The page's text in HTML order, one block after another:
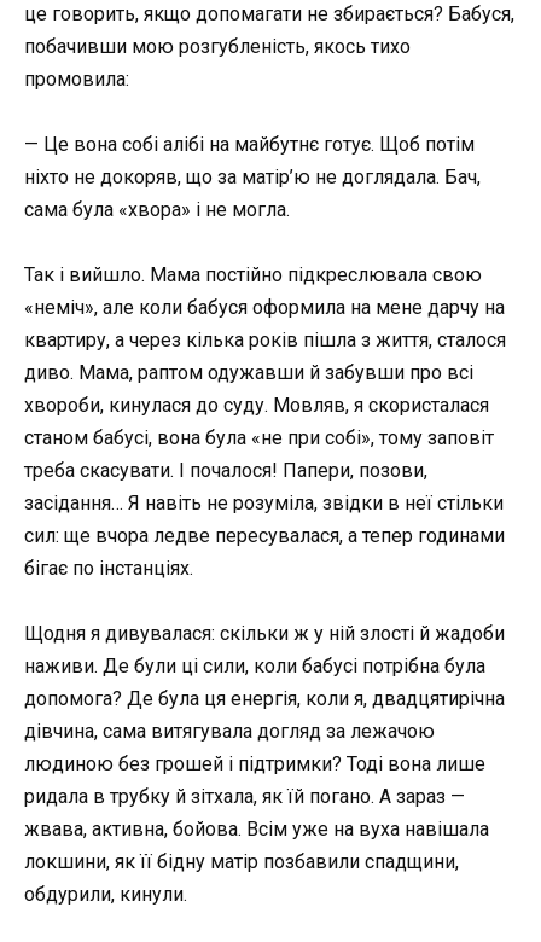
це говорить, якщо допомагати не збирається? Бабуся,
побачивши мою розгубленість, якось тихо
промовила:
— Це вона собі алібі на майбутнє готує. Щоб потім
ніхто не докоряв, що за матір’ю не доглядала. Бач,
сама була «хвора» і не могла.
Так і вийшло. Мама постійно підкреслювала свою
«неміч», але коли бабуся оформила на мене дарчу на
квартиру, а через кілька років пішла з життя, сталося
диво. Мама, раптом одужавши й забувши про всі
хвороби, кинулася до суду. Мовляв, я скористалася
станом бабусі, вона була «не при собі», тому заповіт
треба скасувати. І почалося! Папери, позови,
засідання… Я навіть не розуміла, звідки в неї стільки
сил: ще вчора ледве пересувалася, а тепер годинами
бігає по інстанціях.
Щодня я дивувалася: скільки ж у ній злості й жадоби
наживи. Де були ці сили, коли бабусі потрібна була
допомога? Де була ця енергія, коли я, двадцятирічна
дівчина, сама витягувала догляд за лежачою
людиною без грошей і підтримки? Тоді вона лише
ридала в трубку й зітхала, як їй погано. А зараз —
жвава, активна, бойова. Всім уже на вуха навішала
локшини, як її бідну матір позбавили спадщини,
обдурили, кинули.